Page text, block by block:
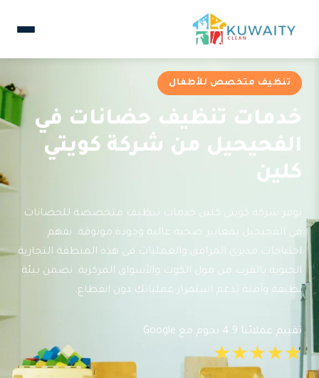
تنظيف متخصص للأطفال
خدمات تنظيف حضانات في
الفحيحيل من شركة كويتي
كلين
توفر شركة كويتي كلين خدمات تنظيف متخصصة للحضانات
في الفحيحيل بمعايير صحية عالية وجودة موثوقة. نفهم
احتياجات مديري المرافق والعمليات في هذه المنطقة التجارية
الحيوية بالقرب من مول الكوت والأسواق المركزية. نضمن بيئة
نظيفة وآمنة تدعم استمرار عملياتك دون انقطاع.
تقييم عملائنا 4.9 نجوم مع Google
★★★★★